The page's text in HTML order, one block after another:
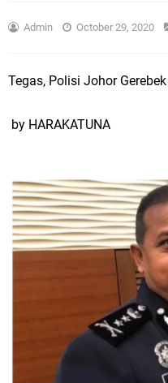
Admin October 29, 2020
Tegas, Polisi Johor
by HARAKATUNA